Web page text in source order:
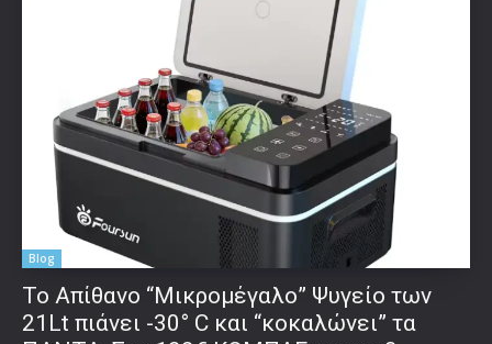
Blog
Το Απίθανο “Μικρομέγαλο” Ψυγείο των
21Lt πιάνει -30° C και “κοκαλώνει” τα